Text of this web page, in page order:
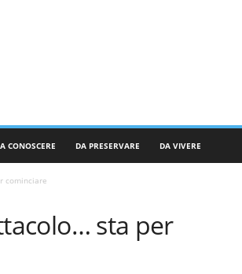
CONOSCERE DA PRESERVARE DA VIVERE
cominciare
sta per